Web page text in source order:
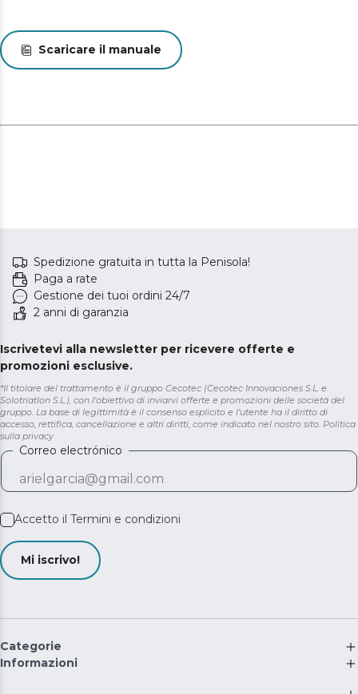
Scaricare il manuale
Spedizione gratuita in tutta la Penisola!
Paga a rate
Gestione dei tuoi ordini 24/7
2 anni di garanzia
Iscrivetevi alla newsletter per ricevere offerte e
promozioni esclusive.
*Il titolare del trattamento è il gruppo Cecotec (Cecotec Innovaciones S.L. e
Solotriatlon S.L.), con l'obiettivo di inviarvi offerte e promozioni delle società del
gruppo. La base di legittimità è il consenso esplicito e l'utente ha il diritto di
accesso, rettifica, cancellazione e altri diritti, come indicato nel nostro sito. Politica
sulla privacy
Correo electrónico
Accetto il Termini e condizioni
Mi iscrivo!
Categorie
Informazioni